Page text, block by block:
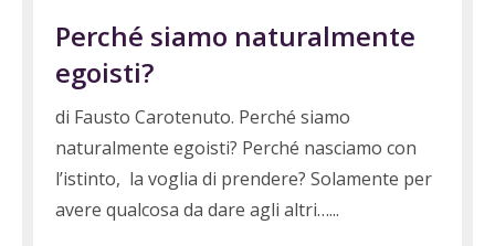
Perché siamo naturalmente
egoisti?
di Fausto Carotenuto. Perché siamo
naturalmente egoisti? Perché nasciamo con
l’istinto, la voglia di prendere? Solamente per
avere qualcosa da dare agli altri…